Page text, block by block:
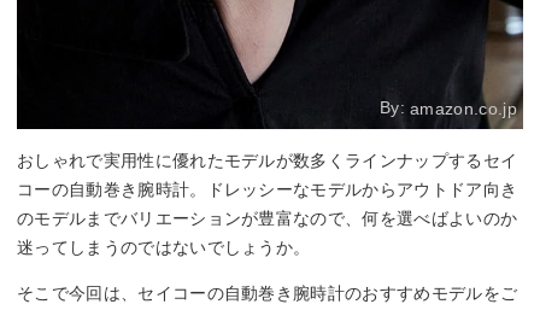
By:amazon.co.jp
おしゃれで実用性に優れたモデルが数多くラインナップするセイ
コーの自動巻き腕時計。ドレッシーなモデルからアウトドア向き
のモデルまでバリエーションが豊富なので、何を選べばよいのか
迷ってしまうのではないでしょうか。
そこで今回は、セイコーの自動巻き腕時計のおすすめモデルをご